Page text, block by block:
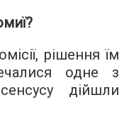
рішення їм
одне з
дійшли